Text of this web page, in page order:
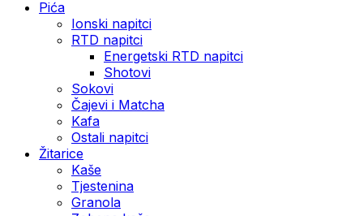
Pića
Ionski napitci
RTD napitci
Energetski RTD napitci
Shotovi
Sokovi
Čajevi i Matcha
Kafa
Ostali napitci
Žitarice
Kaše
Tjestenina
Granola